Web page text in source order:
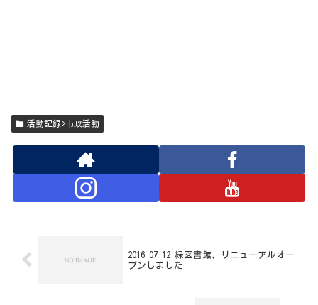
活動記録>市政活動
2016-07-12 緑図書館、リニューアルオー
プンしました